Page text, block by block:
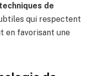
techniques de
qui respectent
en favorisant une